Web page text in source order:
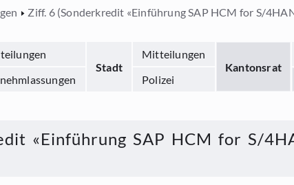
Ziff. 6 (Sonderkredit «Einführung SAP HCM for S/
Stadt
Mitteilungen
Kantonsrat
Polizei
«Einführung SAP HCM for S/